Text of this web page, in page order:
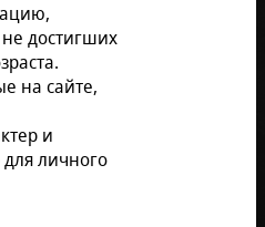
достигших
на сайте,
и
личного
SOAK X